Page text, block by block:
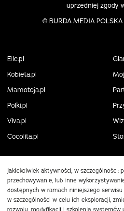
uprzedniej zgody
© BURDA MEDIA
Elle.pl
Kobieta.pl
Mamotoja.pl
Polki.pl
Viva.pl
Cocolita.pl
Jakiekolwiek aktywności, w szczególności:
przechowywanie, lub inne
dostępnych w ramach niniejszego
w szczególności w celu ich eksploracji,
rozwoju, modyfikacji i szkolenia systemów